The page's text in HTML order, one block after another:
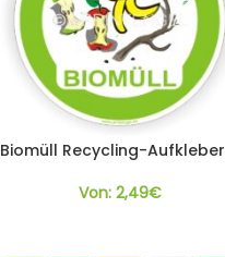
Biomüll Recycling-Aufkleber
Von: 2,49€